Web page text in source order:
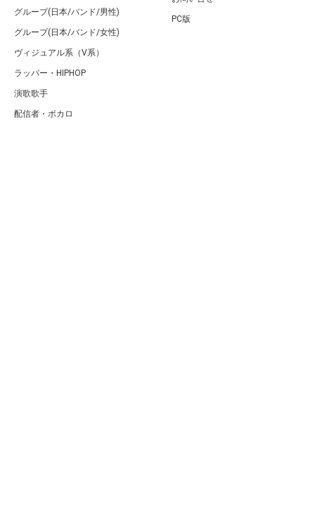
グループ(日本/バンド/男性)
グループ(日本/バンド/女性)
ヴィジュアル系（V系）
ラッパー・HIPHOP
演歌歌手
配信者・ボカロ
PC版